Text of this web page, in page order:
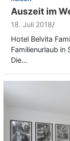
Auszeit im
18. Juli 2018
Hotel Belvita
Familienurlaub in
Die…